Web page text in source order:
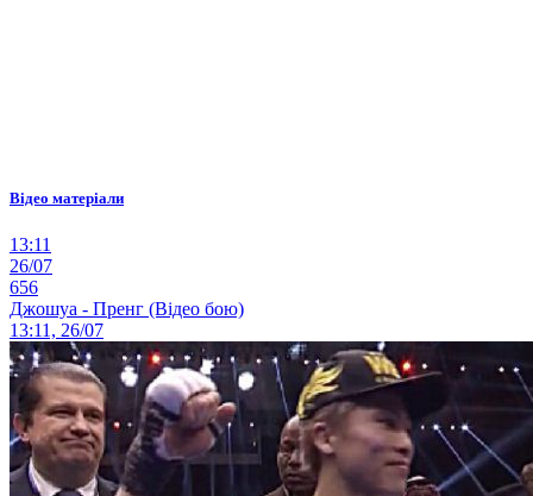
Відео матеріали
13:11
26/07
656
Джошуа - Пренг (Відео бою)
13:11, 26/07